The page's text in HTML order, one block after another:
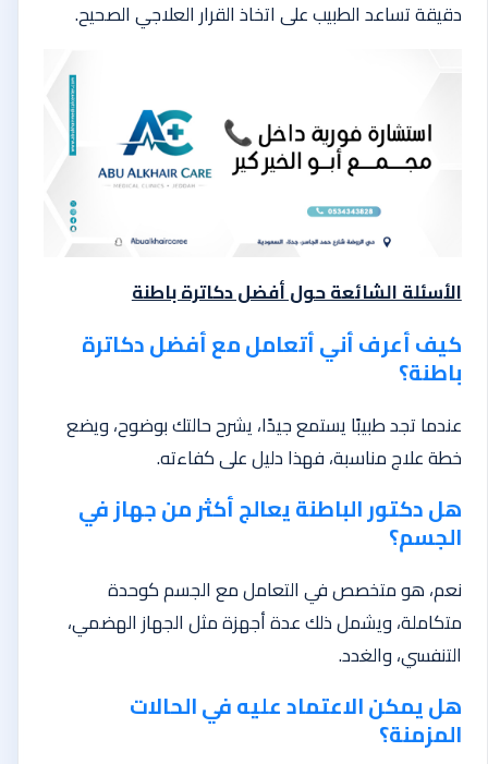
دقيقة تساعد الطبيب على اتخاذ القرار العلاجي الصحيح.
الأسئلة الشائعة حول أفضل دكاترة باطنة
كيف أعرف أني أتعامل مع أفضل دكاترة
باطنة؟
عندما تجد طبيبًا يستمع جيدًا، يشرح حالتك بوضوح، ويضع
خطة علاج مناسبة، فهذا دليل على كفاءته.
هل دكتور الباطنة يعالج أكثر من جهاز في
الجسم؟
نعم، هو متخصص في التعامل مع الجسم كوحدة
متكاملة، ويشمل ذلك عدة أجهزة مثل الجهاز الهضمي،
التنفسي، والغدد.
هل يمكن الاعتماد عليه في الحالات
المزمنة؟